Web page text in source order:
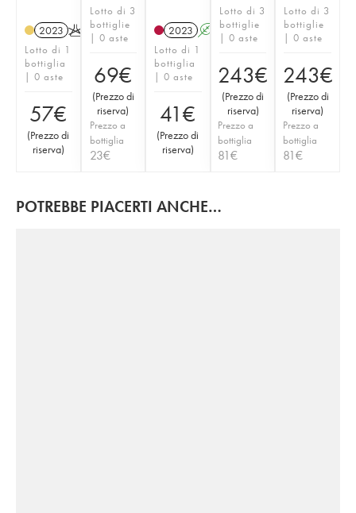
2023 K
Lotto di 1
bottiglia
| 0 aste
57€
(Prezzo di
riserva)
Lotto di 3
bottiglie
| 0 aste
69€
(Prezzo di
riserva)
Prezzo a
bottiglia
23€
2023 A
Lotto di 1
bottiglia
| 0 aste
41€
(Prezzo di
riserva)
Lotto di 3
bottiglie
| 0 aste
243€
(Prezzo di
riserva)
Prezzo a
bottiglia
81€
Lotto di 3
bottiglie
| 0 aste
243€
(Prezzo di
riserva)
Prezzo a
bottiglia
81€
POTREBBE PIACERTI ANCHE…